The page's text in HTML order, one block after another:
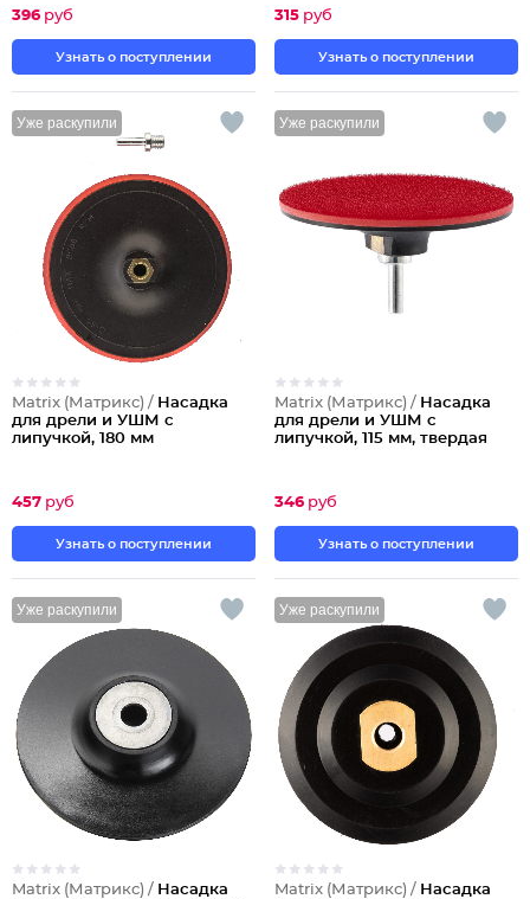
396 руб
Узнать о поступлении
315 руб
Узнать о поступлении
Уже раскупили
Matrix (Матрикс) / Насадка
для дрели и УШМ с
липучкой, 180 мм
457 руб
Узнать о поступлении
Уже раскупили
Matrix (Матрикс) / Насадка
для дрели и УШМ с
липучкой, 115 мм, твердая
346 руб
Узнать о поступлении
Уже раскупили
Matrix (Матрикс) / Насадка
Уже раскупили
Matrix (Матрикс) / Насадка